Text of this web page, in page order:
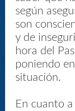
según
son
y de
hora del
poniendo
situación.
En cuanto